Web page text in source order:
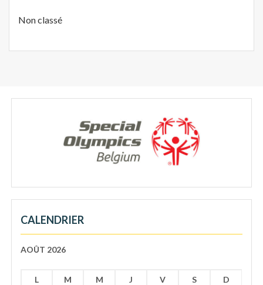
Non classé
CALENDRIER
AOÛT 2026
L M M J V S
D